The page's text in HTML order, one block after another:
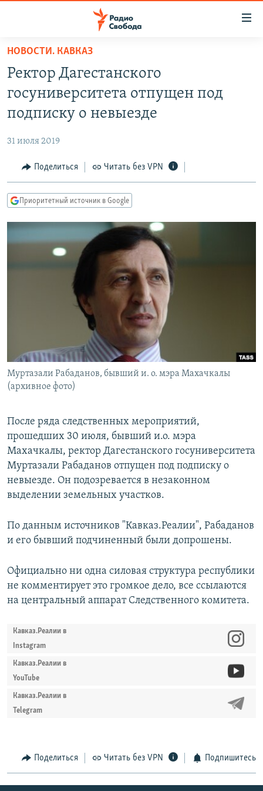
упрощенного
доступа
основному
Вернутся
Вернутся
ПОДКАСТЫ
АВТОРСКИЕ ПРОЕКТЫ
МНЕНИЯ
КУЛЬТУРА
КАВКАЗ.РЕАЛИИ
СИБИРЬ.РЕАЛИИ
РАСПИСАНИЕ ВЕЩАНИЯ
ПОДПИШИТЕСЬ НА РАССЫЛКУ
НОВОСТИ. КАВКАЗ
Ректор Дагестанского
госуниверситета отпущен под
подписку о невыезде
31 июля 2019
Поделиться Читать без VPN
Приоритетный источник в Google
Муртазали Рабаданов, бывший и. о. мэра Махачкалы
(архивное фото)
После ряда следственных мероприятий,
прошедших 30 июля, бывший и.о. мэра
Махачкалы, ректор Дагестанского госуниверситета
Муртазали Рабаданов отпущен под подписку о
невыезде. Он подозревается в незаконном
выделении земельных участков.
По данным источников "Кавказ.Реалии", Рабаданов
и его бывший подчиненный были допрошены.
Официально ни одна силовая структура республики
не комментирует это громкое дело, все ссылаются
на центральный аппарат Следственного комитета.
Кавказ.Реалии в
Instagram
Кавказ.Реалии в
YouTube
Кавказ.Реалии в
Telegram
Поделиться Читать без VPN Подпишитесь